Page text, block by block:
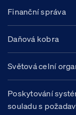
Finanční správa
Daňová kobra
Světová celní
Poskytování
souladu s